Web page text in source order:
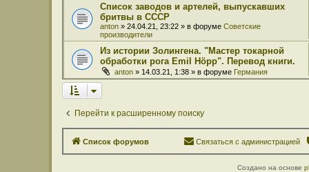
Список заводов и артелей, выпускавших
бритвы в СССР
anton » 24.04.21, 23:22 » в форуме Советские
производители
Из истории Золингена. "Мастер токарной
обработки рога Emil Höpp". Перевод книги.
anton » 14.03.21, 1:38 » в форуме Германия
Перейти к расширенному поиску
Список форумов Связаться с администрацией
Создано на основе